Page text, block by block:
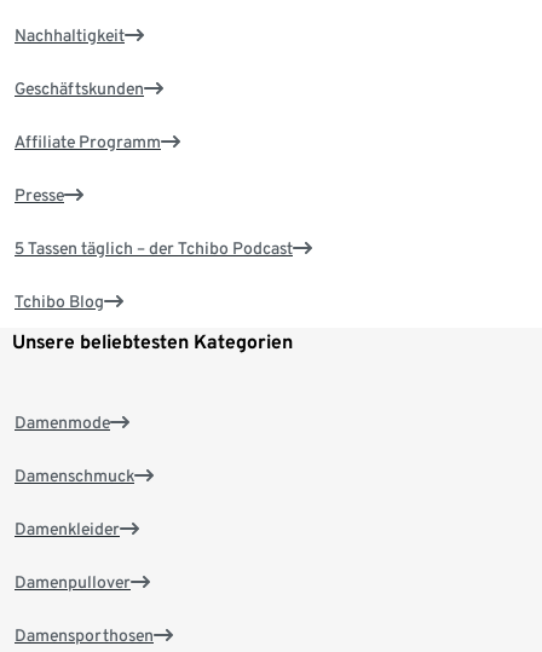
Nachhaltigkeit
Geschäftskunden
Affiliate Programm
Presse
5 Tassen täglich – der Tchibo Podcast
Tchibo Blog
Unsere beliebtesten Kategorien
Damenmode
Damenschmuck
Damenkleider
Damenpullover
Damensporthosen